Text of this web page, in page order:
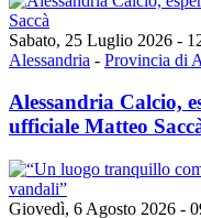
Sabato, 25 Luglio 2026 -
Alessandria - Provincia di
Alessandria Calcio,
ufficiale Matteo
Giovedì, 6 Agosto 2026 -